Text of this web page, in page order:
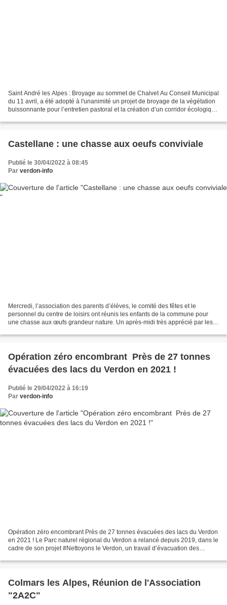
Saint André les Alpes : Broyage au sommet de Chalvet Au Conseil Municipal
du 11 avril, a été adopté à l'unanimité un projet de broyage de la végétation
buissonnante pour l’entretien pastoral et la création d’un corridor écologique
Castellane : une chasse aux oeufs conviviale
Publié le 30/04/2022 à 08:45
Par verdon-info
Mercredi, l’association des parents d’élèves, le comité des fêtes et le
personnel du centre de loisirs ont réunis les enfants de la commune pour
une chasse aux œufs grandeur nature. Un après-midi très apprécié par les
Opération zéro encombrant Près de 27 tonnes
évacuées des lacs du Verdon en 2021 !
Publié le 29/04/2022 à 16:19
Par verdon-info
Opération zéro encombrant Près de 27 tonnes évacuées des lacs du Verdon
en 2021 ! Le Parc naturel régional du Verdon a relancé depuis 2019, dans le
cadre de son projet #Nettoyons le Verdon, un travail d’évacuation des
Colmars les Alpes, Réunion de l'Association
"2A2C"